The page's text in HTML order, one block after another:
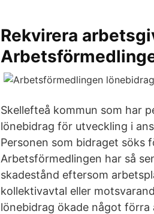
Rekvirera
Skellefteå kommun som har
lönebidrag för utveckling i
Personen som bidraget söks
Arbetsförmedlingen har så
skadestånd eftersom
kollektivavtal eller
lönebidrag ökade något